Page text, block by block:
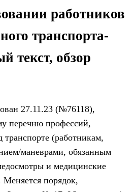
работников
транспорта-
текст, обзор
27.11.23 (№76118),
перечню профессий,
(работникам,
маневрами, обязанным
и медицинские
Меняется порядок,